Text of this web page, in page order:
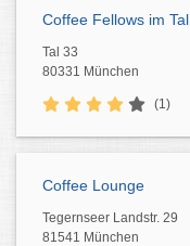
Coffee Fellows im Tal
Tal 33
80331 München
(1)
Coffee Lounge
Tegernseer Landstr. 29
81541 München